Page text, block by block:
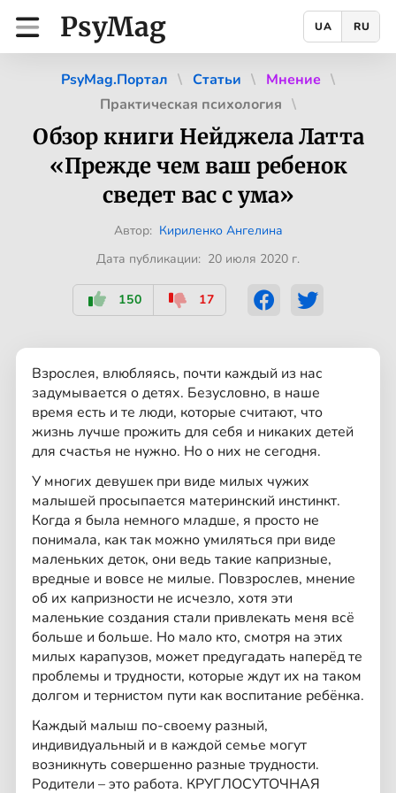
PsyMag UA RU
PsyMag.Портал Статьи
Мнение
Практическая психология
Обзор книги Нейджела Латта
«Прежде чем ваш ребенок
сведет вас с ума»
Автор: Кириленко Ангелина
Дата публикации: 20 июля 2020 г.
150 17
Взрослея, влюбляясь, почти каждый из нас
задумывается о детях. Безусловно, в наше
время есть и те люди, которые считают, что
жизнь лучше прожить для себя и никаких детей
для счастья не нужно. Но о них не сегодня.
У многих девушек при виде милых чужих
малышей просыпается материнский инстинкт.
Когда я была немного младше, я просто не
понимала, как так можно умиляться при виде
маленьких деток, они ведь такие капризные,
вредные и вовсе не милые. Повзрослев, мнение
об их капризности не исчезло, хотя эти
маленькие создания стали привлекать меня всё
больше и больше. Но мало кто, смотря на этих
милых карапузов, может предугадать наперёд те
проблемы и трудности, которые ждут их на таком
долгом и тернистом пути как воспитание ребёнка.
Каждый малыш по-своему разный,
индивидуальный и в каждой семье могут
возникнуть совершенно разные трудности.
Родители – это работа. КРУГЛОСУТОЧНАЯ